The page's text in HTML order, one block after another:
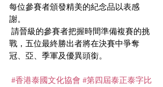
每位參賽者頒發精美的紀念品以表感
謝。
請晉級的參賽者把握時間準備複賽的挑
戰，五位最終勝出者將在決賽中爭奪
冠、亞、季軍及優異頭銜。
#香港泰國文化協會 #第四屆泰正泰字比